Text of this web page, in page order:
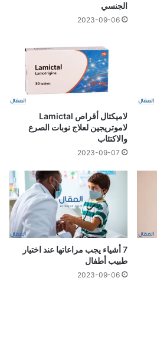
الجنسي
2023-09-06
لاميكتال أقراص Lamictal
لاموتريجين لعلاج نوبات الصرع
والاكتئاب
2023-09-07
7 أشياء يجب مراعاتها عند اختيار
طبيب أطفال
2023-09-06